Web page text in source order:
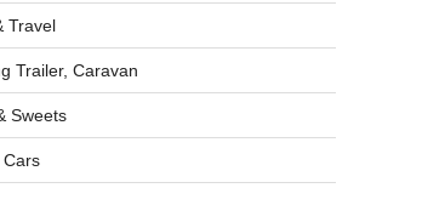
Travel
Trailer, Caravan
Sweets
Cars